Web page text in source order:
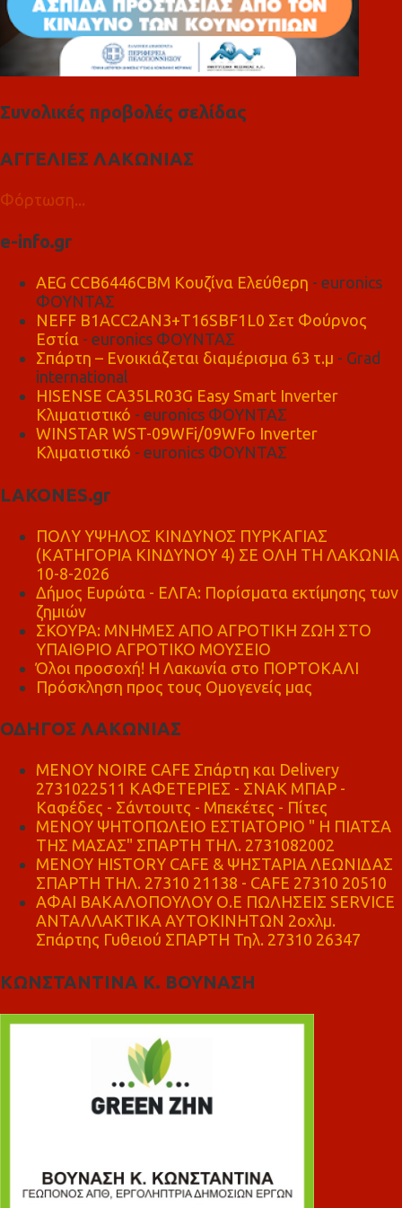
Συνολικές προβολές σελίδας
ΑΓΓΕΛΙΕΣ ΛΑΚΩΝΙΑΣ
Φόρτωση...
e-info.gr
AEG CCB6446CBM Κουζίνα Ελεύθερη - euronics
ΦΟΥΝΤΑΣ
NEFF B1ACC2AN3+T16SBF1L0 Σετ Φούρνος
Εστία - euronics ΦΟΥΝΤΑΣ
Σπάρτη – Ενοικιάζεται διαμέρισμα 63 τ.μ - Grad
international
HISENSE CA35LR03G Easy Smart Inverter
Κλιματιστικό - euronics ΦΟΥΝΤΑΣ
WINSTAR WST-09WFi/09WFo Inverter
Κλιματιστικό - euronics ΦΟΥΝΤΑΣ
LAKONES.gr
ΠΟΛΥ ΥΨΗΛΟΣ ΚΙΝΔΥΝΟΣ ΠΥΡΚΑΓΙΑΣ
(ΚΑΤΗΓΟΡΙΑ ΚΙΝΔΥΝΟΥ 4) ΣΕ ΟΛΗ ΤΗ ΛΑΚΩΝΙΑ
10-8-2026
Δήμος Ευρώτα - ΕΛΓΑ: Πορίσματα εκτίμησης των
ζημιών
ΣΚΟΥΡΑ: ΜΝΗΜΕΣ ΑΠΟ ΑΓΡΟΤΙΚΗ ΖΩΗ ΣΤΟ
ΥΠΑΙΘΡΙΟ ΑΓΡΟΤΙΚΟ ΜΟΥΣΕΙΟ
Όλοι προσοχή! Η Λακωνία στο ΠΟΡΤΟΚΑΛΙ
Πρόσκληση προς τους Ομογενείς μας
ΟΔΗΓΟΣ ΛΑΚΩΝΙΑΣ
MENOY NOIRE CAFE Σπάρτη και Delivery
2731022511 ΚΑΦΕΤΕΡΙΕΣ - ΣΝΑΚ ΜΠΑΡ -
Καφέδες - Σάντουιτς - Μπεκέτες - Πίτες
ΜΕΝΟΥ ΨΗΤΟΠΩΛΕΙΟ ΕΣΤΙΑΤΟΡΙΟ " Η ΠΙΑΤΣΑ
ΤΗΣ ΜΑΣΑΣ" ΣΠΑΡΤΗ ΤΗΛ. 2731082002
ΜΕΝΟΥ HISTORY CAFE & ΨΗΣΤΑΡΙΑ ΛΕΩΝΙΔΑΣ
ΣΠΑΡΤΗ ΤΗΛ. 27310 21138 - CAFE 27310 20510
ΑΦΑΙ ΒΑΚΑΛΟΠΟΥΛΟΥ Ο.Ε ΠΩΛΗΣΕΙΣ SERVICE
ΑΝΤΑΛΛΑΚΤΙΚΑ ΑΥΤΟΚΙΝΗΤΩΝ 2οχλμ.
Σπάρτης Γυθειού ΣΠΑΡΤΗ Τηλ. 27310 26347
ΚΩΝΣΤΑΝΤΙΝΑ Κ. ΒΟΥΝΑΣΗ